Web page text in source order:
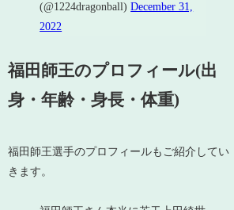
(@1224dragonball)December 31,
2022
福田師王のプロフィール(出
身・年齢・身長・体重)
福田師王選手のプロフィールもご紹介してい
きます。